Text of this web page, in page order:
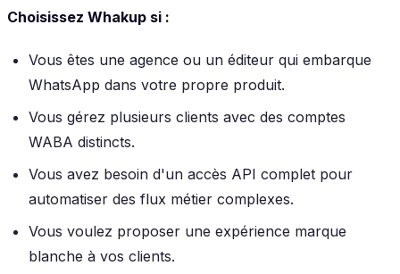
Choisissez Whakup si :
Vous êtes une agence ou un éditeur qui embarque
WhatsApp dans votre propre produit.
Vous gérez plusieurs clients avec des comptes
WABA distincts.
Vous avez besoin d'un accès API complet pour
automatiser des flux métier complexes.
Vous voulez proposer une expérience marque
blanche à vos clients.